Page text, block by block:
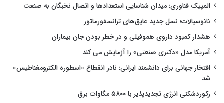
المپیک فناوری؛ میدان شناسایی استعدادها و اتصال نخبگان به صنعت
نانوسیالات؛ نسل جدید عایق‌های ترانسفورماتور
هشدار کمبود داروی هموفیلی و در خطر بودن جان بیماران
آمریکا مدل «دکتری صنعتی» را آزمایش می کند
افتخار جهانی برای دانشمند ایرانی؛ نادر انقطاع «اسطوره الکترومغناطیس»
شد
رکوردشکنی انرژی تجدیدپذیر با ۵۸۰۰ مگاوات برق